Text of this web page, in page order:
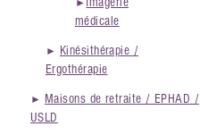
►
médicale
► Kinésithérapie /
Ergothérapie
► Maisons de retraite / EPHAD /
USLD